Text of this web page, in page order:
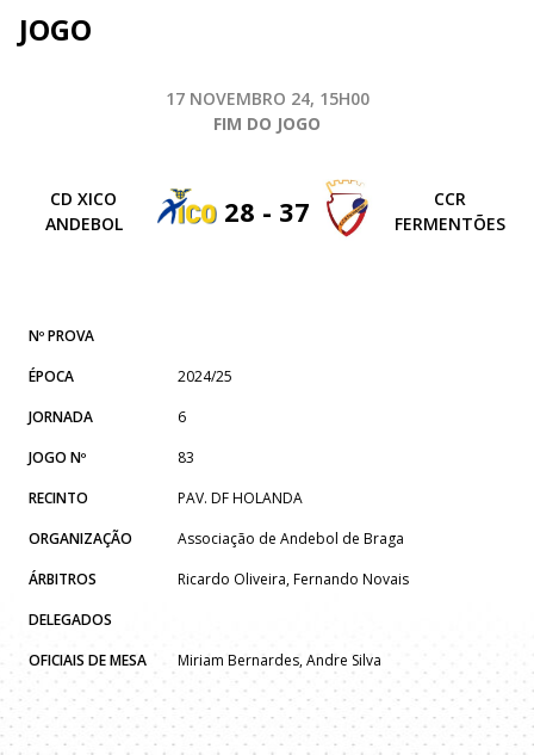
JOGO
17 NOVEMBRO 24, 15H00
FIM DO JOGO
CD XICO
ANDEBOL
28 - 37
CCR
FERMENTÕES
Nº PROVA
ÉPOCA
2024/25
JORNADA
6
JOGO Nº
83
RECINTO
PAV. DF HOLANDA
ORGANIZAÇÃO
Associação de Andebol de Braga
ÁRBITROS
Ricardo Oliveira, Fernando Novais
DELEGADOS
OFICIAIS DE MESA
Miriam Bernardes, Andre Silva